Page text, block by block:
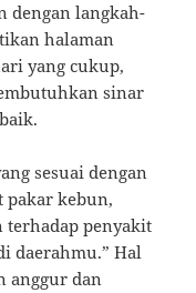
dengan langkah-
halaman
yang cukup,
sinar
sesuai dengan
kebun,
terhadap penyakit
daerahmu.” Hal
anggur dan